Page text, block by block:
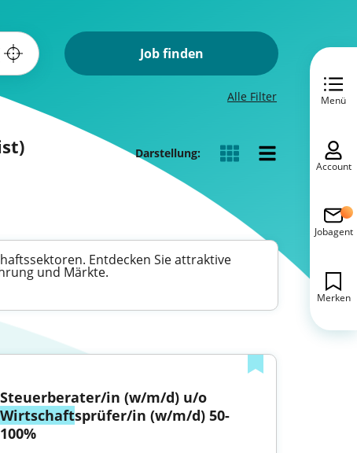
Job finden
Alle Filter
Darstellung:
Entdecken Sie attraktive
und Märkte.
Steuerberater/in (w/m/d) u/o
Wirtschaftsprüfer/in (w/m/d) 50-
100%
Menü
Account
Jobagent
Merken